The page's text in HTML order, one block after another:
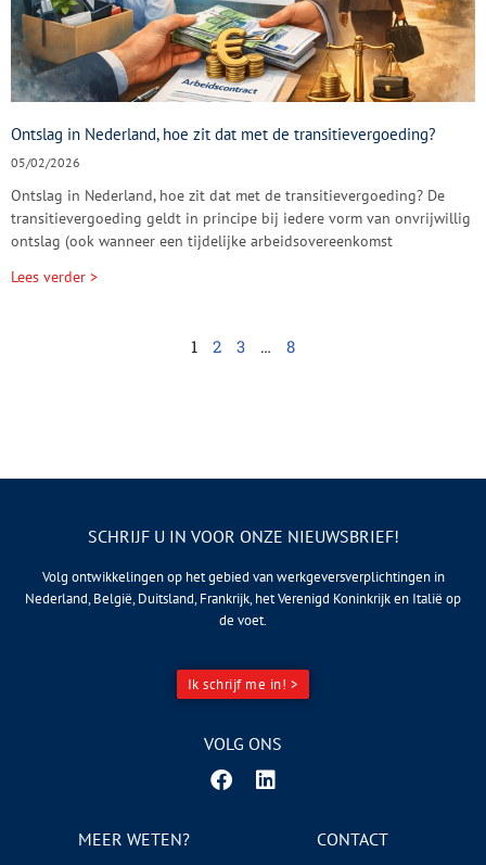
Ontslag in Nederland, hoe zit dat met de transitievergoeding?
05/02/2026
Ontslag in Nederland, hoe zit dat met de transitievergoeding? De
transitievergoeding geldt in principe bij iedere vorm van onvrijwillig
ontslag (ook wanneer een tijdelijke arbeidsovereenkomst
Lees verder >
1 2 3 … 8
CONTACT
MEER WETEN?
VOLG ONS
SCHRIJF U IN VOOR ONZE NIEUWSBRIEF!
Volg ontwikkelingen op het gebied van werkgeversverplichtingen in
Nederland, België, Duitsland, Frankrijk, het Verenigd Koninkrijk en Italië op
de voet.
Ik schrijf me in! >